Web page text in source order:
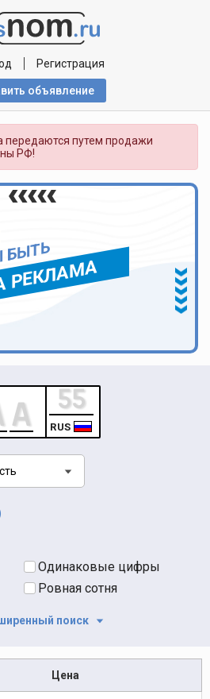
Регистрация
объявлениe
передаются путем продажи
РФ!
RUS
Одинаковые цифры
Ровная сотня
поиск
Цена